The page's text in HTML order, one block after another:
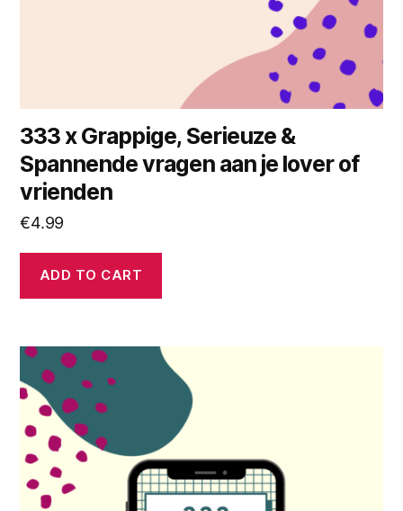
333 x Grappige, Serieuze &
Spannende vragen aan je lover of
vrienden
€4.99
ADD TO CART